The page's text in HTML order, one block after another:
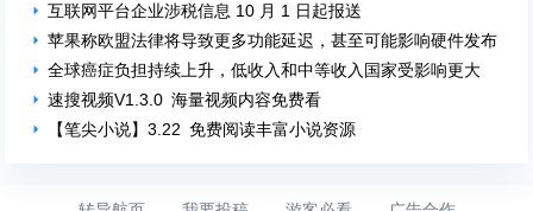
互联网平台企业涉税信息 10 月 1 日起报送
苹果称欧盟法律将导致更多功能延迟，甚至可能影响硬件发布
全球癌症负担持续上升，低收入和中等收入国家受影响更大
速搜视频V1.3.0 海量视频内容免费看
【笔尖小说】3.22 免费阅读丰富小说资源